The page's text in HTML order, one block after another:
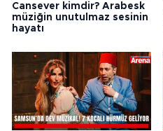
Cansever kimdir? Arabesk
müziğin unutulmaz sesinin
hayatı